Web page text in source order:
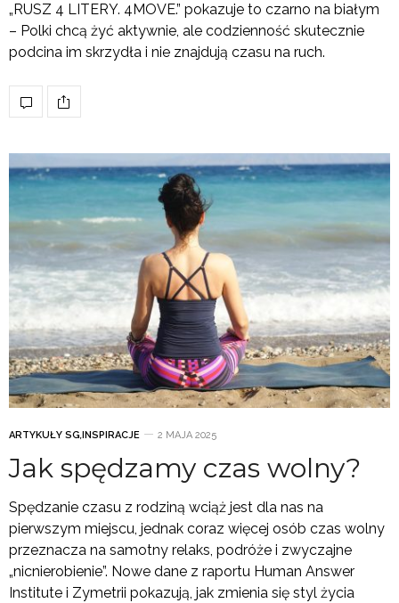
„RUSZ 4 LITERY. 4MOVE.” pokazuje to czarno na białym
– Polki chcą żyć aktywnie, ale codzienność skutecznie
podcina im skrzydła i nie znajdują czasu na ruch.
ARTYKUŁY SG, INSPIRACJE 2 MAJA 2025
Jak spędzamy czas wolny?
Spędzanie czasu z rodziną wciąż jest dla nas na
pierwszym miejscu, jednak coraz więcej osób czas wolny
przeznacza na samotny relaks, podróże i zwyczajne
„nicnierobienie”. Nowe dane z raportu Human Answer
Institute i Zymetrii pokazują, jak zmienia się styl życia